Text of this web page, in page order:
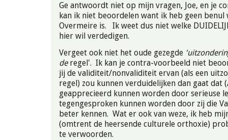
Ge antwoordt niet op mijn vragen, Joe, en je
kan ik niet beoordelen want ik heb geen benul
Overmeire is. Ik weet dus niet welke
hier wil verdedigen.
Vergeet ook niet het oude gezegde
de regel'. Ik kan je contra-voorbeeld niet
jij de validiteit/nonvaliditeit ervan (als een
regel) zou kunnen verduidelijken dan gaat dat
geapprecieerd kunnen worden door serieuse
tegengesproken kunnen worden door zij die
beter kennen. Wat er ook van weze, ik heb
(omtrent de heersende culturele orthoxie)
te verwoorden.